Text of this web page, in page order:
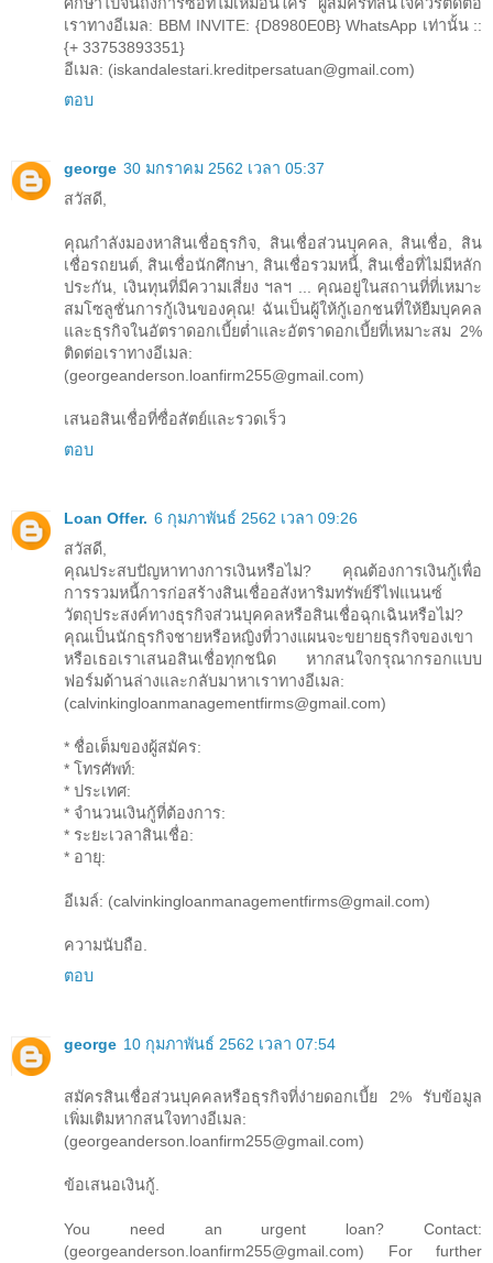
เราทางอีเมล: BBM INVITE: {D8980E0B} WhatsApp เท่านั้น ::
{+ 33753893351}
อีเมล: (iskandalestari.kreditpersatuan@gmail.com)
ตอบ
george 30 มกราคม 2562 เวลา 05:37
สวัสดี,
คุณกำลังมองหาสินเชื่อธุรกิจ, สินเชื่อส่วนบุคคล, สินเชื่อ, สิน
เชื่อรถยนต์, สินเชื่อนักศึกษา, สินเชื่อรวมหนี้, สินเชื่อที่ไม่มีหลัก
ประกัน, เงินทุนที่มีความเสี่ยง ฯลฯ ... คุณอยู่ในสถานที่ที่เหมาะ
สมโซลูชั่นการกู้เงินของคุณ! ฉันเป็นผู้ให้กู้เอกชนที่ให้ยืมบุคคล
และธุรกิจในอัตราดอกเบี้ยต่ำและอัตราดอกเบี้ยที่เหมาะสม 2%
ติดต่อเราทางอีเมล:
(georgeanderson.loanfirm255@gmail.com)
เสนอสินเชื่อที่ซื่อสัตย์และรวดเร็ว
ตอบ
Loan Offer. 6 กุมภาพันธ์ 2562 เวลา 09:26
สวัสดี,
คุณประสบปัญหาทางการเงินหรือไม่? คุณต้องการเงินกู้เพื่อ
การรวมหนี้การก่อสร้างสินเชื่ออสังหาริมทรัพย์รีไฟแนนซ์
วัตถุประสงค์ทางธุรกิจส่วนบุคคลหรือสินเชื่อฉุกเฉินหรือไม่?
คุณเป็นนักธุรกิจชายหรือหญิงที่วางแผนจะขยายธุรกิจของเขา
หรือเธอเราเสนอสินเชื่อทุกชนิด หากสนใจกรุณากรอกแบบ
ฟอร์มด้านล่างและกลับมาหาเราทางอีเมล:
(calvinkingloanmanagementfirms@gmail.com)
* ชื่อเต็มของผู้สมัคร:
* โทรศัพท์:
* ประเทศ:
* จำนวนเงินกู้ที่ต้องการ:
* ระยะเวลาสินเชื่อ:
* อายุ:
อีเมล์: (calvinkingloanmanagementfirms@gmail.com)
ความนับถือ.
ตอบ
george 10 กุมภาพันธ์ 2562 เวลา 07:54
สมัครสินเชื่อส่วนบุคคลหรือธุรกิจที่ง่ายดอกเบี้ย 2% รับข้อมูล
เพิ่มเติมหากสนใจทางอีเมล:
(georgeanderson.loanfirm255@gmail.com)
ข้อเสนอเงินกู้.
You need an urgent loan? Contact:
(georgeanderson.loanfirm255@gmail.com) For further